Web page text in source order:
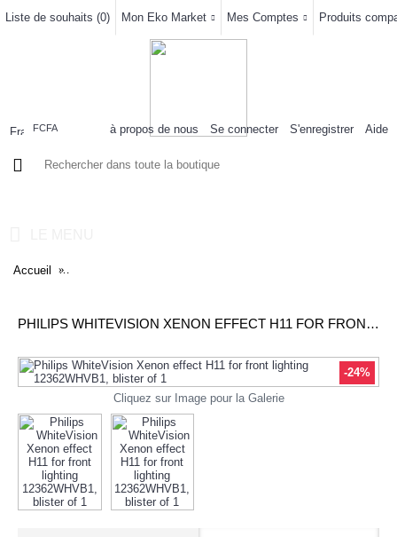
Liste de souhaits (0) Mon Eko Market Mes Comptes Produits
FCFA à propos de nous Se connecter S'enregistrer Aide
Accueil Philips WhiteVision Xenon effect H11 for front lighting
PHILIPS WHITEVISION XENON EFFECT H11 FOR FRONT LIGHTING 12362WHVB1, BLISTER OF 1
-24%
Cliquez sur Image pour la Galerie